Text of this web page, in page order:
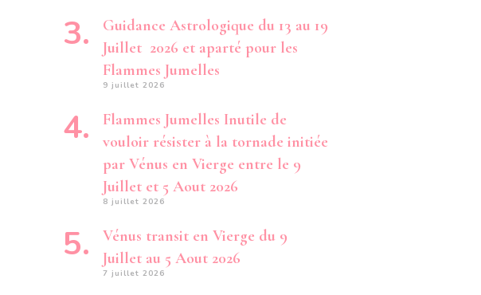
Guidance Astrologique du 13 au 19
Juillet 2026 et aparté pour les
Flammes Jumelles
9 juillet 2026
Flammes Jumelles Inutile de
vouloir résister à la tornade initiée
par Vénus en Vierge entre le 9
Juillet et 5 Aout 2026
8 juillet 2026
Vénus transit en Vierge du 9
Juillet au 5 Aout 2026
7 juillet 2026